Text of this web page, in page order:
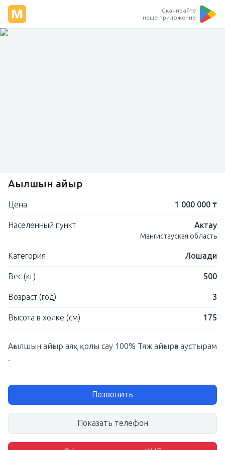
Скачивайте
наше приложение
Ағылшын айғыр
Цена 1 000 000 ₸
Населенный пункт Актау
Мангистауская область
Категория Лошади
Вес (кг) 500
Возраст (год) 3
Высота в холке (см) 175
Ағылшын айғыр аяқ қолы сау 100% Тяж айғырға аустырам
.
Позвонить
Показать телефон